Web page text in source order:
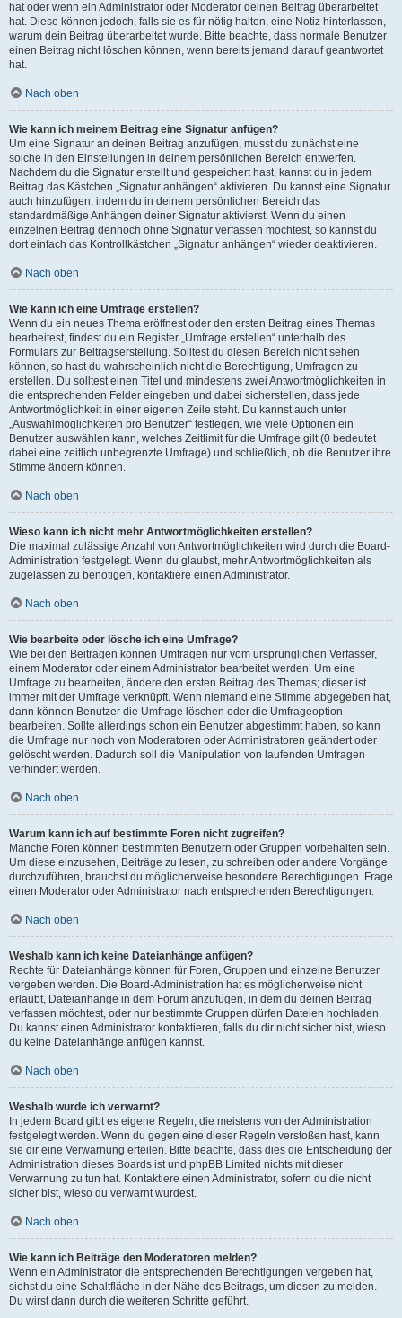
hat oder wenn ein Administrator oder Moderator deinen Beitrag überarbeitet
hat. Diese können jedoch, falls sie es für nötig halten, eine Notiz hinterlassen,
warum dein Beitrag überarbeitet wurde. Bitte beachte, dass normale Benutzer
einen Beitrag nicht löschen können, wenn bereits jemand darauf geantwortet
hat.
Nach oben
Wie kann ich meinem Beitrag eine Signatur anfügen?
Um eine Signatur an deinen Beitrag anzufügen, musst du zunächst eine
solche in den Einstellungen in deinem persönlichen Bereich entwerfen.
Nachdem du die Signatur erstellt und gespeichert hast, kannst du in jedem
Beitrag das Kästchen „Signatur anhängen“ aktivieren. Du kannst eine Signatur
auch hinzufügen, indem du in deinem persönlichen Bereich das
standardmäßige Anhängen deiner Signatur aktivierst. Wenn du einen
einzelnen Beitrag dennoch ohne Signatur verfassen möchtest, so kannst du
dort einfach das Kontrollkästchen „Signatur anhängen“ wieder deaktivieren.
Nach oben
Wie kann ich eine Umfrage erstellen?
Wenn du ein neues Thema eröffnest oder den ersten Beitrag eines Themas
bearbeitest, findest du ein Register „Umfrage erstellen“ unterhalb des
Formulars zur Beitragserstellung. Solltest du diesen Bereich nicht sehen
können, so hast du wahrscheinlich nicht die Berechtigung, Umfragen zu
erstellen. Du solltest einen Titel und mindestens zwei Antwortmöglichkeiten in
die entsprechenden Felder eingeben und dabei sicherstellen, dass jede
Antwortmöglichkeit in einer eigenen Zeile steht. Du kannst auch unter
„Auswahlmöglichkeiten pro Benutzer“ festlegen, wie viele Optionen ein
Benutzer auswählen kann, welches Zeitlimit für die Umfrage gilt (0 bedeutet
dabei eine zeitlich unbegrenzte Umfrage) und schließlich, ob die Benutzer ihre
Stimme ändern können.
Nach oben
Wieso kann ich nicht mehr Antwortmöglichkeiten erstellen?
Die maximal zulässige Anzahl von Antwortmöglichkeiten wird durch die Board-
Administration festgelegt. Wenn du glaubst, mehr Antwortmöglichkeiten als
zugelassen zu benötigen, kontaktiere einen Administrator.
Nach oben
Wie bearbeite oder lösche ich eine Umfrage?
Wie bei den Beiträgen können Umfragen nur vom ursprünglichen Verfasser,
einem Moderator oder einem Administrator bearbeitet werden. Um eine
Umfrage zu bearbeiten, ändere den ersten Beitrag des Themas; dieser ist
immer mit der Umfrage verknüpft. Wenn niemand eine Stimme abgegeben hat,
dann können Benutzer die Umfrage löschen oder die Umfrageoption
bearbeiten. Sollte allerdings schon ein Benutzer abgestimmt haben, so kann
die Umfrage nur noch von Moderatoren oder Administratoren geändert oder
gelöscht werden. Dadurch soll die Manipulation von laufenden Umfragen
verhindert werden.
Nach oben
Warum kann ich auf bestimmte Foren nicht zugreifen?
Manche Foren können bestimmten Benutzern oder Gruppen vorbehalten sein.
Um diese einzusehen, Beiträge zu lesen, zu schreiben oder andere Vorgänge
durchzuführen, brauchst du möglicherweise besondere Berechtigungen. Frage
einen Moderator oder Administrator nach entsprechenden Berechtigungen.
Nach oben
Weshalb kann ich keine Dateianhänge anfügen?
Rechte für Dateianhänge können für Foren, Gruppen und einzelne Benutzer
vergeben werden. Die Board-Administration hat es möglicherweise nicht
erlaubt, Dateianhänge in dem Forum anzufügen, in dem du deinen Beitrag
verfassen möchtest, oder nur bestimmte Gruppen dürfen Dateien hochladen.
Du kannst einen Administrator kontaktieren, falls du dir nicht sicher bist, wieso
du keine Dateianhänge anfügen kannst.
Nach oben
Weshalb wurde ich verwarnt?
In jedem Board gibt es eigene Regeln, die meistens von der Administration
festgelegt werden. Wenn du gegen eine dieser Regeln verstoßen hast, kann
sie dir eine Verwarnung erteilen. Bitte beachte, dass dies die Entscheidung der
Administration dieses Boards ist und phpBB Limited nichts mit dieser
Verwarnung zu tun hat. Kontaktiere einen Administrator, sofern du die nicht
sicher bist, wieso du verwarnt wurdest.
Nach oben
Wie kann ich Beiträge den Moderatoren melden?
Wenn ein Administrator die entsprechenden Berechtigungen vergeben hat,
siehst du eine Schaltfläche in der Nähe des Beitrags, um diesen zu melden.
Du wirst dann durch die weiteren Schritte geführt.